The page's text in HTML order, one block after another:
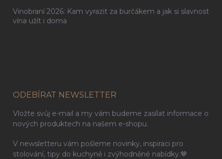
Vinobraní 2026: Kam vyrazit za burčákem a jak si slavnost
vína užít i doma
ODEBÍRAT NEWSLETTER
Vložte svůj e-mail a my vám budeme zasílat informace o
nových produktech na našem e-shopu.
V newsletteru vám pošleme novinky, inspiraci pro
stolování, tipy do kuchyně i zvýhodněné nabídky.🤎